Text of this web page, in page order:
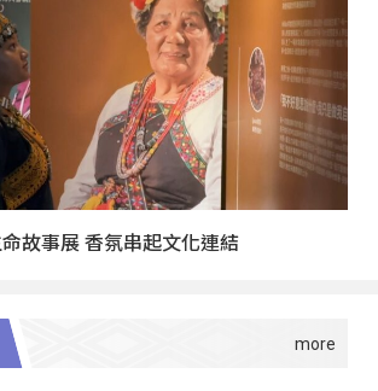
故事展 香氛串起文化連結